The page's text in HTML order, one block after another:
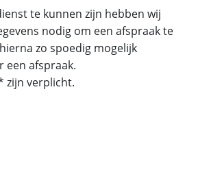
te kunnen zijn hebben wij
nodig om een afspraak te
zo spoedig mogelijk
een afspraak.
zijn verplicht.